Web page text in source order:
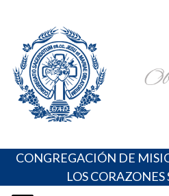
content
Portal de los Padres Oblatos.
Oraciones, Música religiosa y
CONGREGACIÓN DE
LOS